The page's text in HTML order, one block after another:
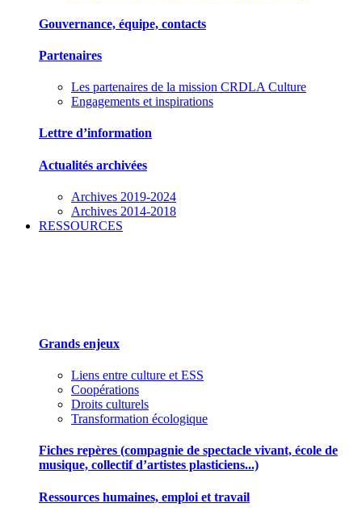
Gouvernance, équipe, contacts
Partenaires
Les partenaires de la mission CRDLA Culture
Engagements et inspirations
Lettre d’information
Actualités archivées
Archives 2019-2024
Archives 2014-2018
RESSOURCES
Grands enjeux
Liens entre culture et ESS
Coopérations
Droits culturels
Transformation écologique
Fiches repères (compagnie de spectacle vivant, école de
musique, collectif d’artistes plasticiens...)
Ressources humaines, emploi et travail